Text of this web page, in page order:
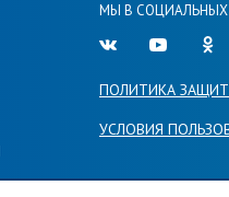
МЫ В СОЦИАЛЬНЫХ
Ссылка на
Ссылка
ПОЛИТИКА
УСЛОВИЯ